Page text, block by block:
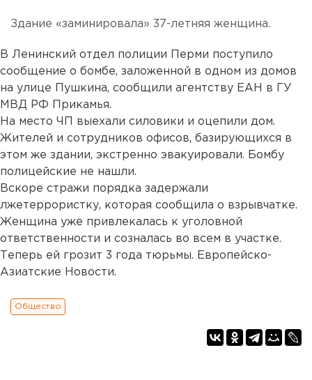
Здание «заминировала» 37-летняя женщина.
В Ленинский отдел полиции Перми поступило
сообщение о бомбе, заложенной в одном из домов
на улице Пушкина, сообщили агентству ЕАН в ГУ
МВД РФ Прикамья.
На место ЧП выехали силовики и оцепили дом.
Жителей и сотрудников офисов, базирующихся в
этом же здании, экстренно эвакуировали. Бомбу
полицейские не нашли.
Вскоре стражи порядка задержали
лжетеррористку, которая сообщила о взрывчатке.
Женщина уже привлекалась к уголовной
ответственности и созналась во всем в участке.
Теперь ей грозит 3 года тюрьмы. Европейско-
Азиатские Новости.
Общество